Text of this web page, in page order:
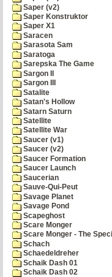
Saper (v2)
Saper Konstruktor
Saper X1
Saracen
Sarasota Sam
Saratoga
Sarepska The Game
Sargon II
Sargon III
Satalite
Satan's Hollow
Satarn Saturn
Satellite
Satellite War
Saucer (v1)
Saucer (v2)
Saucer Formation
Saucer Launch
Saucerian
Sauve-Qui-Peut
Savage Planet
Savage Pond
Scapeghost
Scare Monger
Scare Monger - The
Schach
Schaedeldreher
Schaik Dash 01
Schaik Dash 02